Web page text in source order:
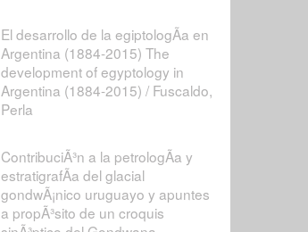
El desarrollo de la egiptologÃ­a en
Argentina (1884-2015) The
development of egyptology in
Argentina (1884-2015) / Fuscaldo,
Perla
ContribuciÃ³n a la petrologÃ­a y
estratigrafÃ­a del glacial
gondwÃ¡nico uruguayo y apuntes
a propÃ³sito de un croquis